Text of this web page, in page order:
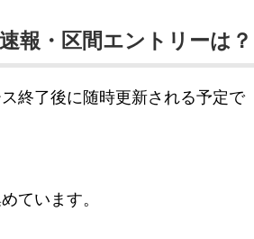
報・区間エントリーは？
終了後に随時更新される予定で
ています。